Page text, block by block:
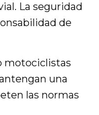
La seguridad
de
motociclistas
una
las normas